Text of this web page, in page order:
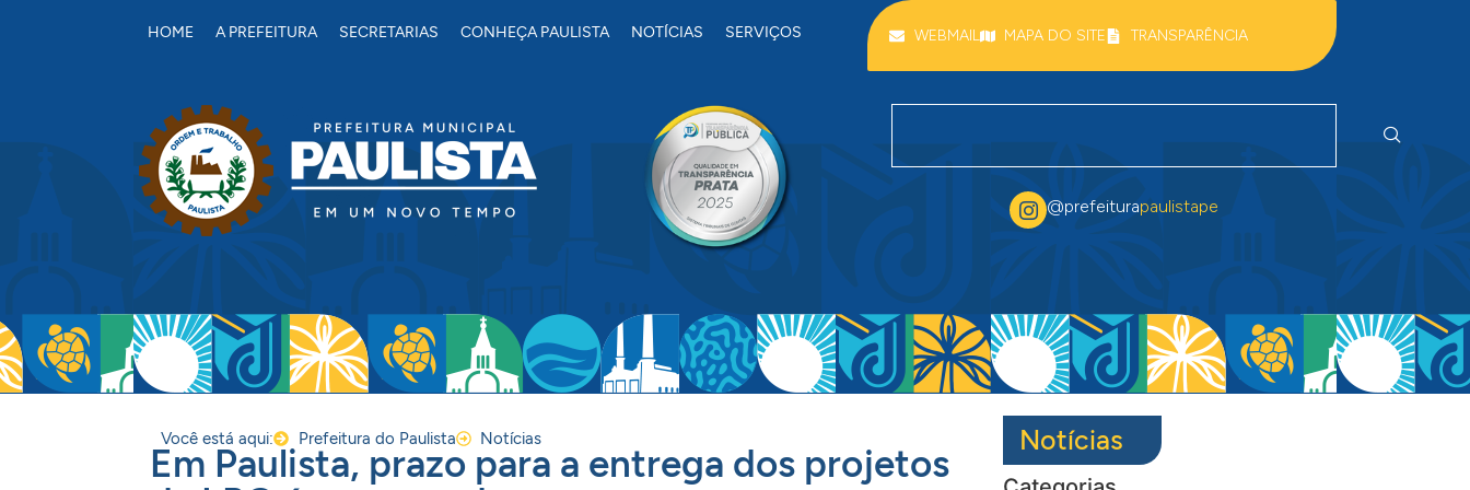
HOME A PREFEITURA SECRETARIAS CONHEÇA PAULISTA NOTÍCIAS SERVIÇOS WEBMAIL MAPA DO SITE TRANSPARÊNCIA
@prefeiturapaulistape
Você está aqui: Prefeitura do Paulista Notícias
Em Paulista, prazo para a entrega dos projetos
Notícias